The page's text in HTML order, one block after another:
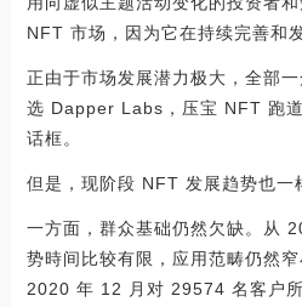
NFT 市场，因为它在持续完善和
正由于市场发展潜力极大，全部
选 Dapper Labs，压宝 NFT 跑
话框。
但是，现阶段 NFT 发展趋势也一
一方面，群众基础仍然欠缺。从
势時间比较有限，应用范畴仍然
2020 年 12 月对 29574 名客户